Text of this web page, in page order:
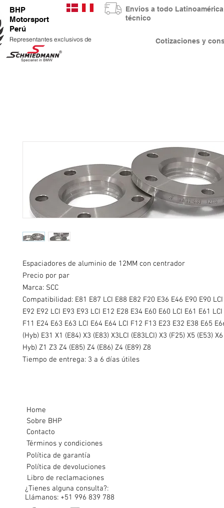
BHP
Motorsport
Perú
Representantes exclusivos de Cotizaciones y
Envios a todo
técnico
Espaciadores de aluminio de 12MM con centrador
Precio por par
Marca: SCC
Compatibilidad: E81 E87 LCI E88 E82 F20 E36 E46 E90 E90
E92 E92 LCI E93 E93 LCI E12 E28 E34 E60 E60 LCI E61 E61
F11 E24 E63 E63 LCI E64 E64 LCI F12 F13 E23 E32 E38 E65
(Hyb) E31 X1 (E84) X3 (E83) X3LCI (E83LCI) X3 (F25) X5 (E53)
Hyb) Z1 Z3 Z4 (E85) Z4 (E86) Z4 (E89) Z8
Tiempo de entrega: 3 a 6 días útiles
Home
Sobre BHP
Contacto
Términos y condiciones
Política de garantía
Política de devoluciones
Libro de reclamaciones
¿Tienes alguna consulta?:
Llámanos: +51 996 839 788